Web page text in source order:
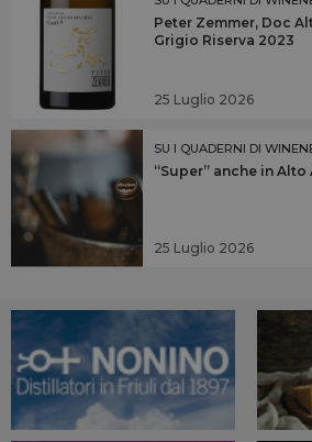
Peter Zemmer, Doc
Grigio Riserva 2023
25 Luglio 2026
SU I QUADERNI DI
“Super” anche in Alto
25 Luglio 2026